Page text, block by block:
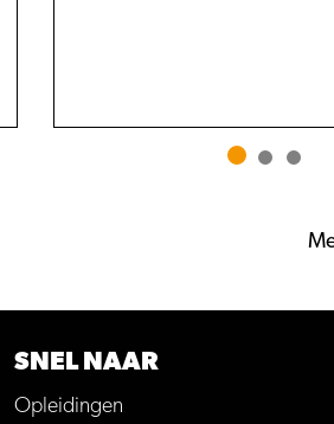
SNEL NAAR
Opleidingen